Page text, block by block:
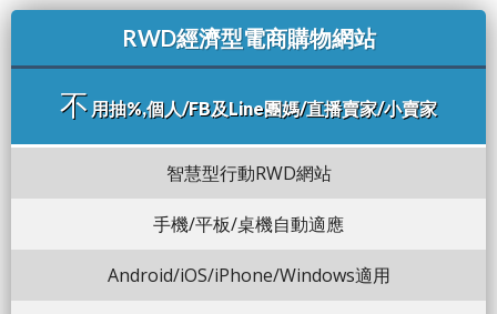
RWD經濟型電商購物網站
不 用抽%,個人/FB及Line團媽/直播賣家/小賣家
智慧型行動RWD網站
手機/平板/桌機自動適應
Android/iOS/iPhone/Windows適用